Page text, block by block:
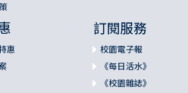
惠
訂閱服務
校園電子報
《每日活水》
《校園雜誌》